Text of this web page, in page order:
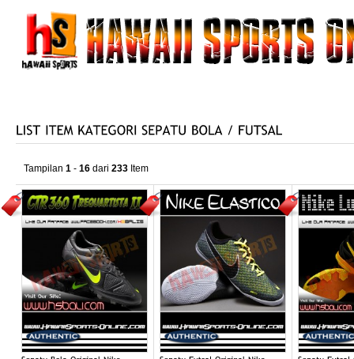
Tampilan 1 - 16 dari 233 Item